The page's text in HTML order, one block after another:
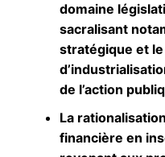
domaine
sacralisant
stratégique et
de l’action
La
financière en